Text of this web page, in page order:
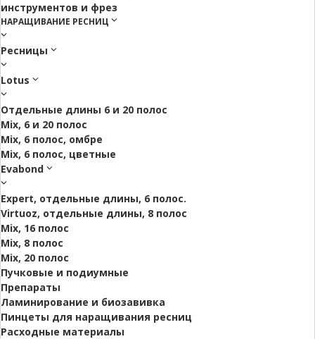
инструментов и фрез
НАРАЩИВАНИЕ РЕСНИЦ
Ресницы
Lotus
Отдельные длины 6 и 20 полос
Mix, 6 и 20 полос
Mix, 6 полос, омбре
Mix, 6 полос, цветные
Evabond
Expert, отдельные длины, 6 полос.
Virtuoz, отдельные длины, 8 полос
Mix, 16 полос
Mix, 8 полос
Mix, 20 полос
Пучковые и подиумные
Препараты
Ламинирование и биозавивка
Пинцеты для наращивания ресниц
Расходные материалы